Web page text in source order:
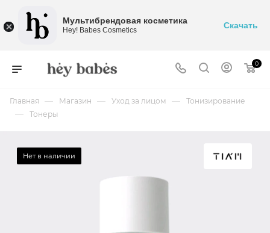
0
Главная — Магазин — Уход за лицом — Тонизирование
— Тонеры
Нет в наличии
Мультибрендовая косметика
Hey! Babes Cosmetics Скачать